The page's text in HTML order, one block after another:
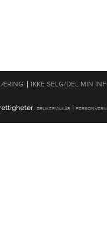
| IKKE SELG/DEL MIN
BRUKERVILKÅR | PERSONVERN